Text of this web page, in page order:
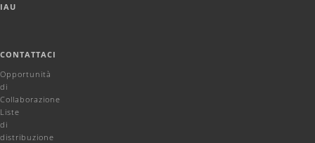
IAU
CONTATTACI
Opportunità
di
Collaborazione
Liste
di
distribuzione